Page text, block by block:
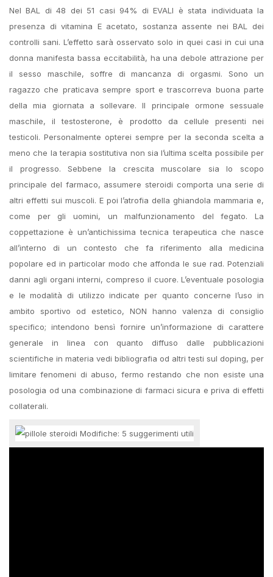
Nel BAL di 48 dei 51 casi 94% di EVALI è stata individuata la
presenza di vitamina E acetato, sostanza assente nei BAL dei
controlli sani. L’effetto sarà osservato solo in quei casi in cui una
donna manifesta bassa eccitabilità, ha una debole attrazione per
il sesso maschile, soffre di mancanza di orgasmi. Sono un
ragazzo che praticava sempre sport e trascorreva buona parte
della mia giornata a sollevare. Il principale ormone sessuale
maschile, il testosterone, è prodotto da cellule presenti nei
testicoli. Personalmente opterei sempre per la seconda scelta a
meno che la terapia sostitutiva non sia l’ultima scelta possibile per
il progresso. Sebbene la crescita muscolare sia lo scopo
principale del farmaco, assumere steroidi comporta una serie di
altri effetti sui muscoli. E poi l’atrofia della ghiandola mammaria e,
come per gli uomini, un malfunzionamento del fegato. La
coppettazione è un’antichissima tecnica terapeutica che nasce
all’interno di un contesto che fa riferimento alla medicina
popolare ed in particolar modo che affonda le sue rad. Potenziali
danni agli organi interni, compreso il cuore. L’eventuale posologia
e le modalità di utilizzo indicate per quanto concerne l’uso in
ambito sportivo od estetico, NON hanno valenza di consiglio
specifico; intendono bensì fornire un’informazione di carattere
generale in linea con quanto diffuso dalle pubblicazioni
scientifiche in materia vedi bibliografia od altri testi sul doping, per
limitare fenomeni di abuso, fermo restando che non esiste una
posologia od una combinazione di farmaci sicura e priva di effetti
collaterali.